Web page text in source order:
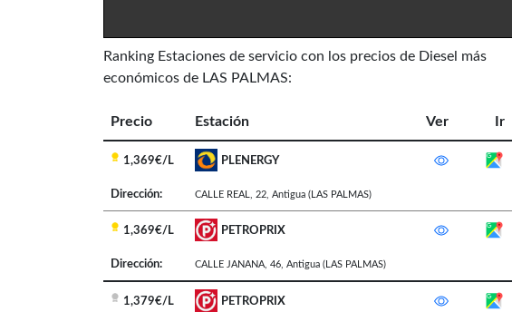
Ranking Estaciones de servicio con los precios de Diesel más
económicos de LAS PALMAS:
Precio Estación Ver Ir
1,369€/L PLENERGY
Dirección: CALLE REAL, 22 Antigua (LAS PALMAS)
1,369€/L PETROPRIX
Dirección: CALLE JANANA, 46 Antigua (LAS PALMAS)
1,379€/L PETROPRIX